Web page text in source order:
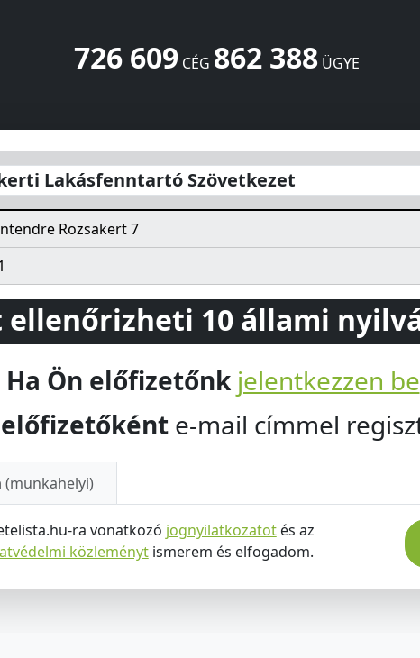
726 609CÉG 862 388ÜGYE
SzövetkezetRozsakert 7Szentendre2000HU
Lakásfenntartó Szövetkezet
Rozsakert 7
ellenőrizheti 10 állami
Ha Ön előfizetőnk jelentkezzen be
e-mail címmel
(munkahelyi)
ra vonatkozó jognyilatkozatotés az
közleménytismerem és elfogadom.